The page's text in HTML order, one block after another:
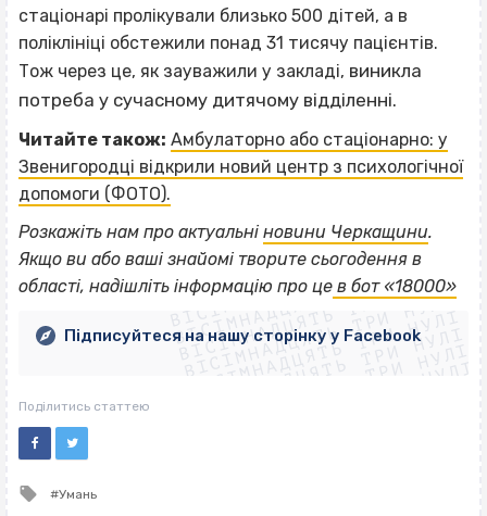
стаціонарі пролікували близько 500 дітей, а в
поліклініці обстежили понад 31 тисячу пацієнтів.
Тож через це, як зауважили у закладі, виникла
потреба у сучасному дитячому відділенні.
Читайте також: Амбулаторно або стаціонарно: у
Звенигородці відкрили новий центр з психологічної
допомоги (ФОТО).
Розкажіть нам про актуальні новини Черкащини.
Якщо ви або ваші знайомі творите сьогодення в
області, надішліть інформацію про це в бот «18000»
ВІСІМНАДЦЯТЬ ТРИ НУЛІ
ВІСІМНАДЦЯТЬ ТРИ НУЛІ
ВІСІМНАДЦЯТЬ ТРИ НУЛІ
ВІСІМНАДЦЯТЬ ТРИ НУЛІ
ВІСІМНАДЦЯТЬ ТРИ НУЛІ
ВІСІМНАДЦЯТЬ ТРИ НУЛІ
ВІСІМНАДЦЯТЬ ТРИ НУЛІ
ВІСІМНАДЦЯТЬ ТРИ НУЛІ
Підписуйтеся на нашу сторінку у Facebook
Поділитись статтею
Tagged
Умань